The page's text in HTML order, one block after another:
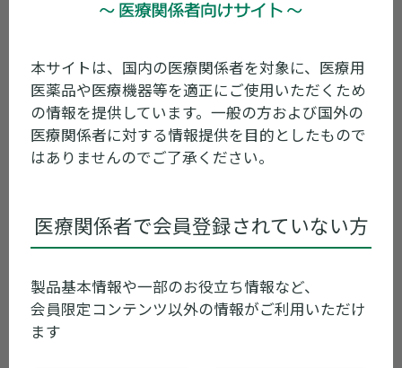
本サイトは、国内の医療関係者を対象に、医療用
医薬品や医療機器等を適正にご使用いただくため
の情報を提供しています。一般の方および国外の
医療関係者に対する情報提供を目的としたもので
はありませんのでご了承ください。
医療関係者で会員登録されていない方
製品基本情報や一部のお役立ち情報など、
会員限定コンテンツ以外の情報がご利用いただけ
ます